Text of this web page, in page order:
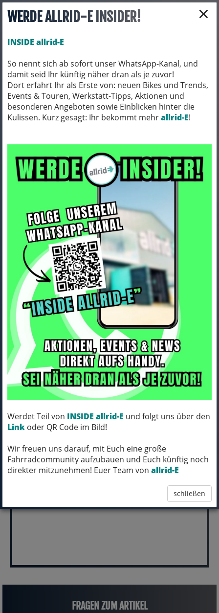
×
WERDE ALLRID-E INSIDER!
INSIDE allrid-E
So nennt sich ab sofort unser WhatsApp-Kanal, und
damit seid Ihr künftig näher dran als je zuvor!
Dort erfahrt Ihr als Erste von: neuen Bikes und Trends,
Events & Touren, Werkstatt-Tipps, Aktionen und
besonderen Angeboten sowie Einblicken hinter die
Kulissen. Kurz gesagt: Ihr bekommt mehrallrid-E!
Werdet Teil von INSIDE allrid-E und folgt uns über den
Link oder QR Code im Bild!
Wir freuen uns darauf, mit Euch eine große
Fahrradcommunity aufzubauen und Euch künftig noch
direkter mitzunehmen! Euer Team von allrid-E
schließen
Toggle navigation
E-BIKES
E-MOUNTAINBIKES
GHOST E-TERU UNIVERSAL
atlantic blue/ice rose glänzend
M
Art.Nr. 50ET1002
Farbe: atlantic blue/ice rose glänzend
Rahmenhöhe: 45
Rahmengrösse: M
MICH KANNST DU BESTELLEN - MIT
ABHOLUNG IN NORTORF!
pro Stück (inkl. MwSt.)
FRAGEN ZUM ARTIKEL